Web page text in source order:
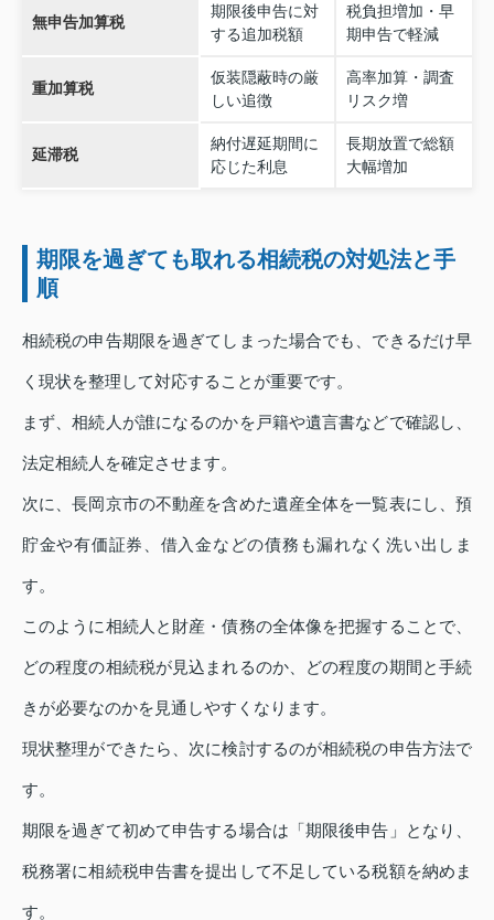
無申告加算税
期限後申告に対
する追加税額
税負担増加・早
期申告で軽減
重加算税
仮装隠蔽時の厳
しい追徴
高率加算・調査
リスク増
延滞税
納付遅延期間に
応じた利息
長期放置で総額
大幅増加
期限を過ぎても取れる相続税の対処法と手
順
相続税の申告期限を過ぎてしまった場合でも、できるだけ早
く現状を整理して対応することが重要です。
まず、相続人が誰になるのかを戸籍や遺言書などで確認し、
法定相続人を確定させます。
次に、長岡京市の不動産を含めた遺産全体を一覧表にし、預
貯金や有価証券、借入金などの債務も漏れなく洗い出しま
す。
このように相続人と財産・債務の全体像を把握することで、
どの程度の相続税が見込まれるのか、どの程度の期間と手続
きが必要なのかを見通しやすくなります。
現状整理ができたら、次に検討するのが相続税の申告方法で
す。
期限を過ぎて初めて申告する場合は「期限後申告」となり、
税務署に相続税申告書を提出して不足している税額を納めま
す。